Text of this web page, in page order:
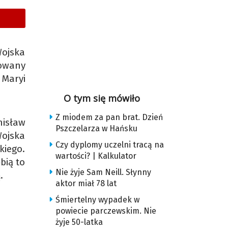
to
O tym się mówiło
Z miodem za pan brat. Dzień
Pszczelarza w Hańsku
Czy dyplomy uczelni tracą na
wartości? | Kalkulator
Nie żyje Sam Neill. Słynny
aktor miał 78 lat
Śmiertelny wypadek w
powiecie parczewskim. Nie
żyje 50-latka